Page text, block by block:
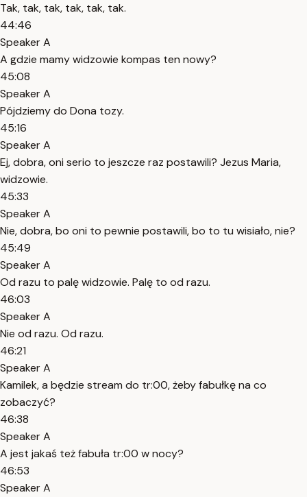
Tak, tak, tak, tak, tak, tak.
44:46
Speaker A
A gdzie mamy widzowie kompas ten nowy?
45:08
Speaker A
Pójdziemy do Dona tozy.
45:16
Speaker A
Ej, dobra, oni serio to jeszcze raz postawili? Jezus Maria,
widzowie.
45:33
Speaker A
Nie, dobra, bo oni to pewnie postawili, bo to tu wisiało, nie?
45:49
Speaker A
Od razu to palę widzowie. Palę to od razu.
46:03
Speaker A
Nie od razu. Od razu.
46:21
Speaker A
Kamilek, a będzie stream do tr:00, żeby fabułkę na co
zobaczyć?
46:38
Speaker A
A jest jakaś też fabuła tr:00 w nocy?
46:53
Speaker A